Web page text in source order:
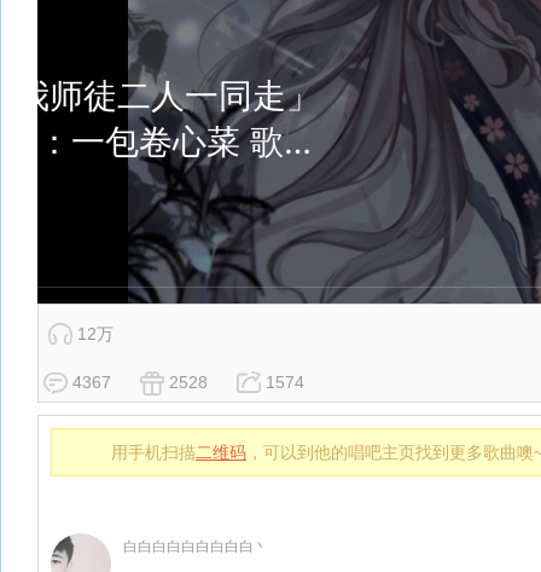
12万
4367 2528 1574
用手机扫描二维码 ，可以到他的唱吧主页找到更多歌曲噢
白白白白白白白白白丶